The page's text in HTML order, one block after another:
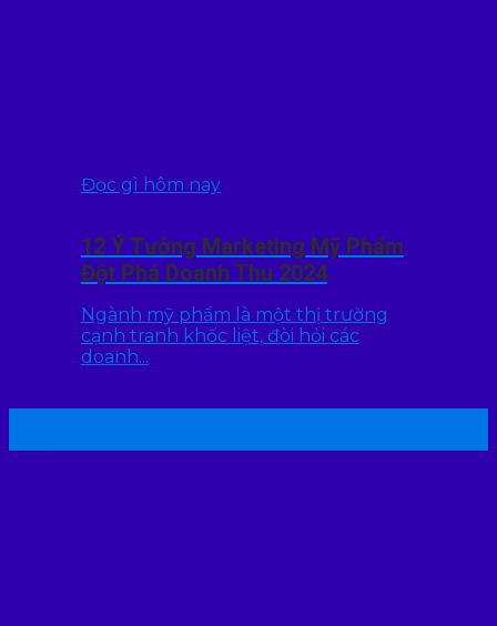
Đọc gì hôm nay
12 Ý Tưởng Marketing Mỹ Phẩm
Đột Phá Doanh Thu 2024
Ngành mỹ phẩm là một thị trường
cạnh tranh khốc liệt, đòi hỏi các
doanh...